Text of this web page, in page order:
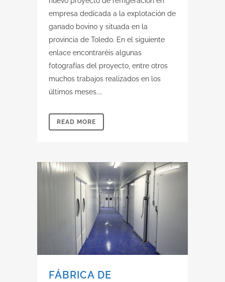
empresa dedicada a la explotación de
ganado bovino y situada en la
provincia de Toledo. En el siguiente
enlace encontraréis algunas
fotografías del proyecto, entre otros
muchos trabajos realizados en los
últimos meses....
READ MORE
FÁBRICA DE